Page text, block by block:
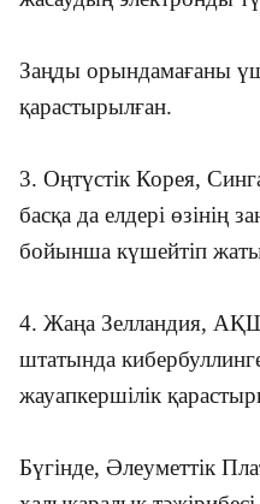
Заңды орындамағаны
қарастырылған.
3. Оңтүстік Корея,
басқа да елдері өзінің
бойынша күшейтіп
4. Жаңа Зелландия,
штатында
жауапкершілік
Бүгінде, Әлеуметтік